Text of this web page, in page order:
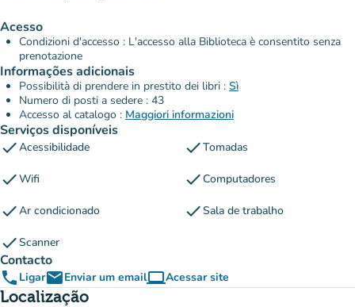
Acesso
Condizioni d'accesso : L'accesso alla Biblioteca è consentito senza
prenotazione
Informações adicionais
Possibilità di prendere in prestito dei libri : Sì
Numero di posti a sedere : 43
Accesso al catalogo : Maggiori informazioni
Serviços disponíveis
checkAcessibilidade checkTomadas
checkWifi checkComputadores
checkAr condicionado checkSala de trabalho
checkScanner
Contacto
phone LigaremailEnviar um emailcomputerAcessar site
(novo separador)
Localização